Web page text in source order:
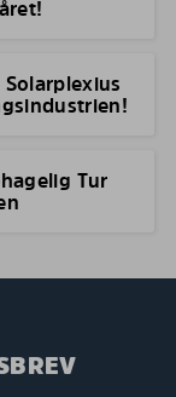
Tur